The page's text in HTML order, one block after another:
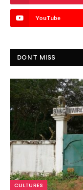
YouTube
DON'T MISS
CULTURES